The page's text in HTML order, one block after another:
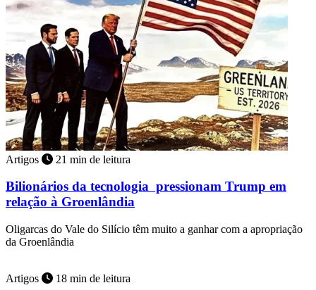
Artigos 21 min de leitura
Bilionários da tecnologia pressionam Trump em
relação à Groenlândia
Oligarcas do Vale do Silício têm muito a ganhar com a apropriação
da Groenlândia
Artigos 18 min de leitura